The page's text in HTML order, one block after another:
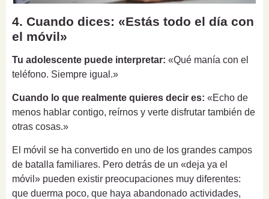
4. Cuando dices: «Estás todo el día con
el móvil»
Tu adolescente puede interpretar: «Qué manía con el
teléfono. Siempre igual.»
Cuando lo que realmente quieres decir es: «Echo de
menos hablar contigo, reírnos y verte disfrutar también de
otras cosas.»
El móvil se ha convertido en uno de los grandes campos
de batalla familiares. Pero detrás de un «deja ya el
móvil» pueden existir preocupaciones muy diferentes:
que duerma poco, que haya abandonado actividades,